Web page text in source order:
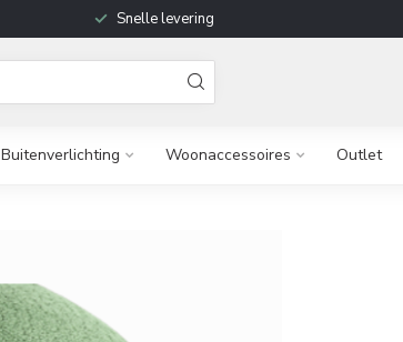
Snelle levering
Buitenverlichting Woonaccessoires Outlet